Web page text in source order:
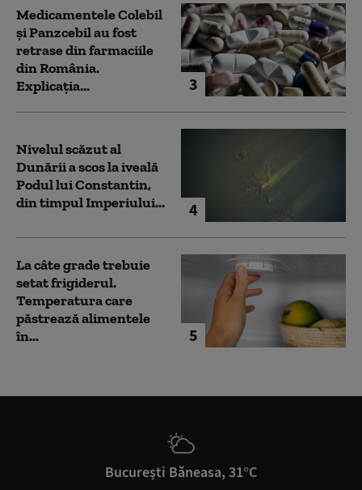
3
Medicamentele Colebil
și Panzcebil au fost
retrase din farmaciile
din România.
Explicația...
4
Nivelul scăzut al
Dunării a scos la iveală
Podul lui Constantin,
din timpul Imperiului...
5
La câte grade trebuie
setat frigiderul.
Temperatura care
păstrează alimentele
în...
București Băneasa, 31°C